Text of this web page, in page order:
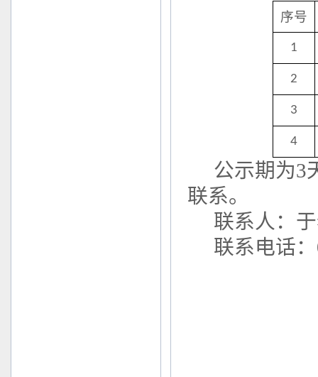
序号
1
2
3
4
公示期为3
联系。
联系人：
联系电话